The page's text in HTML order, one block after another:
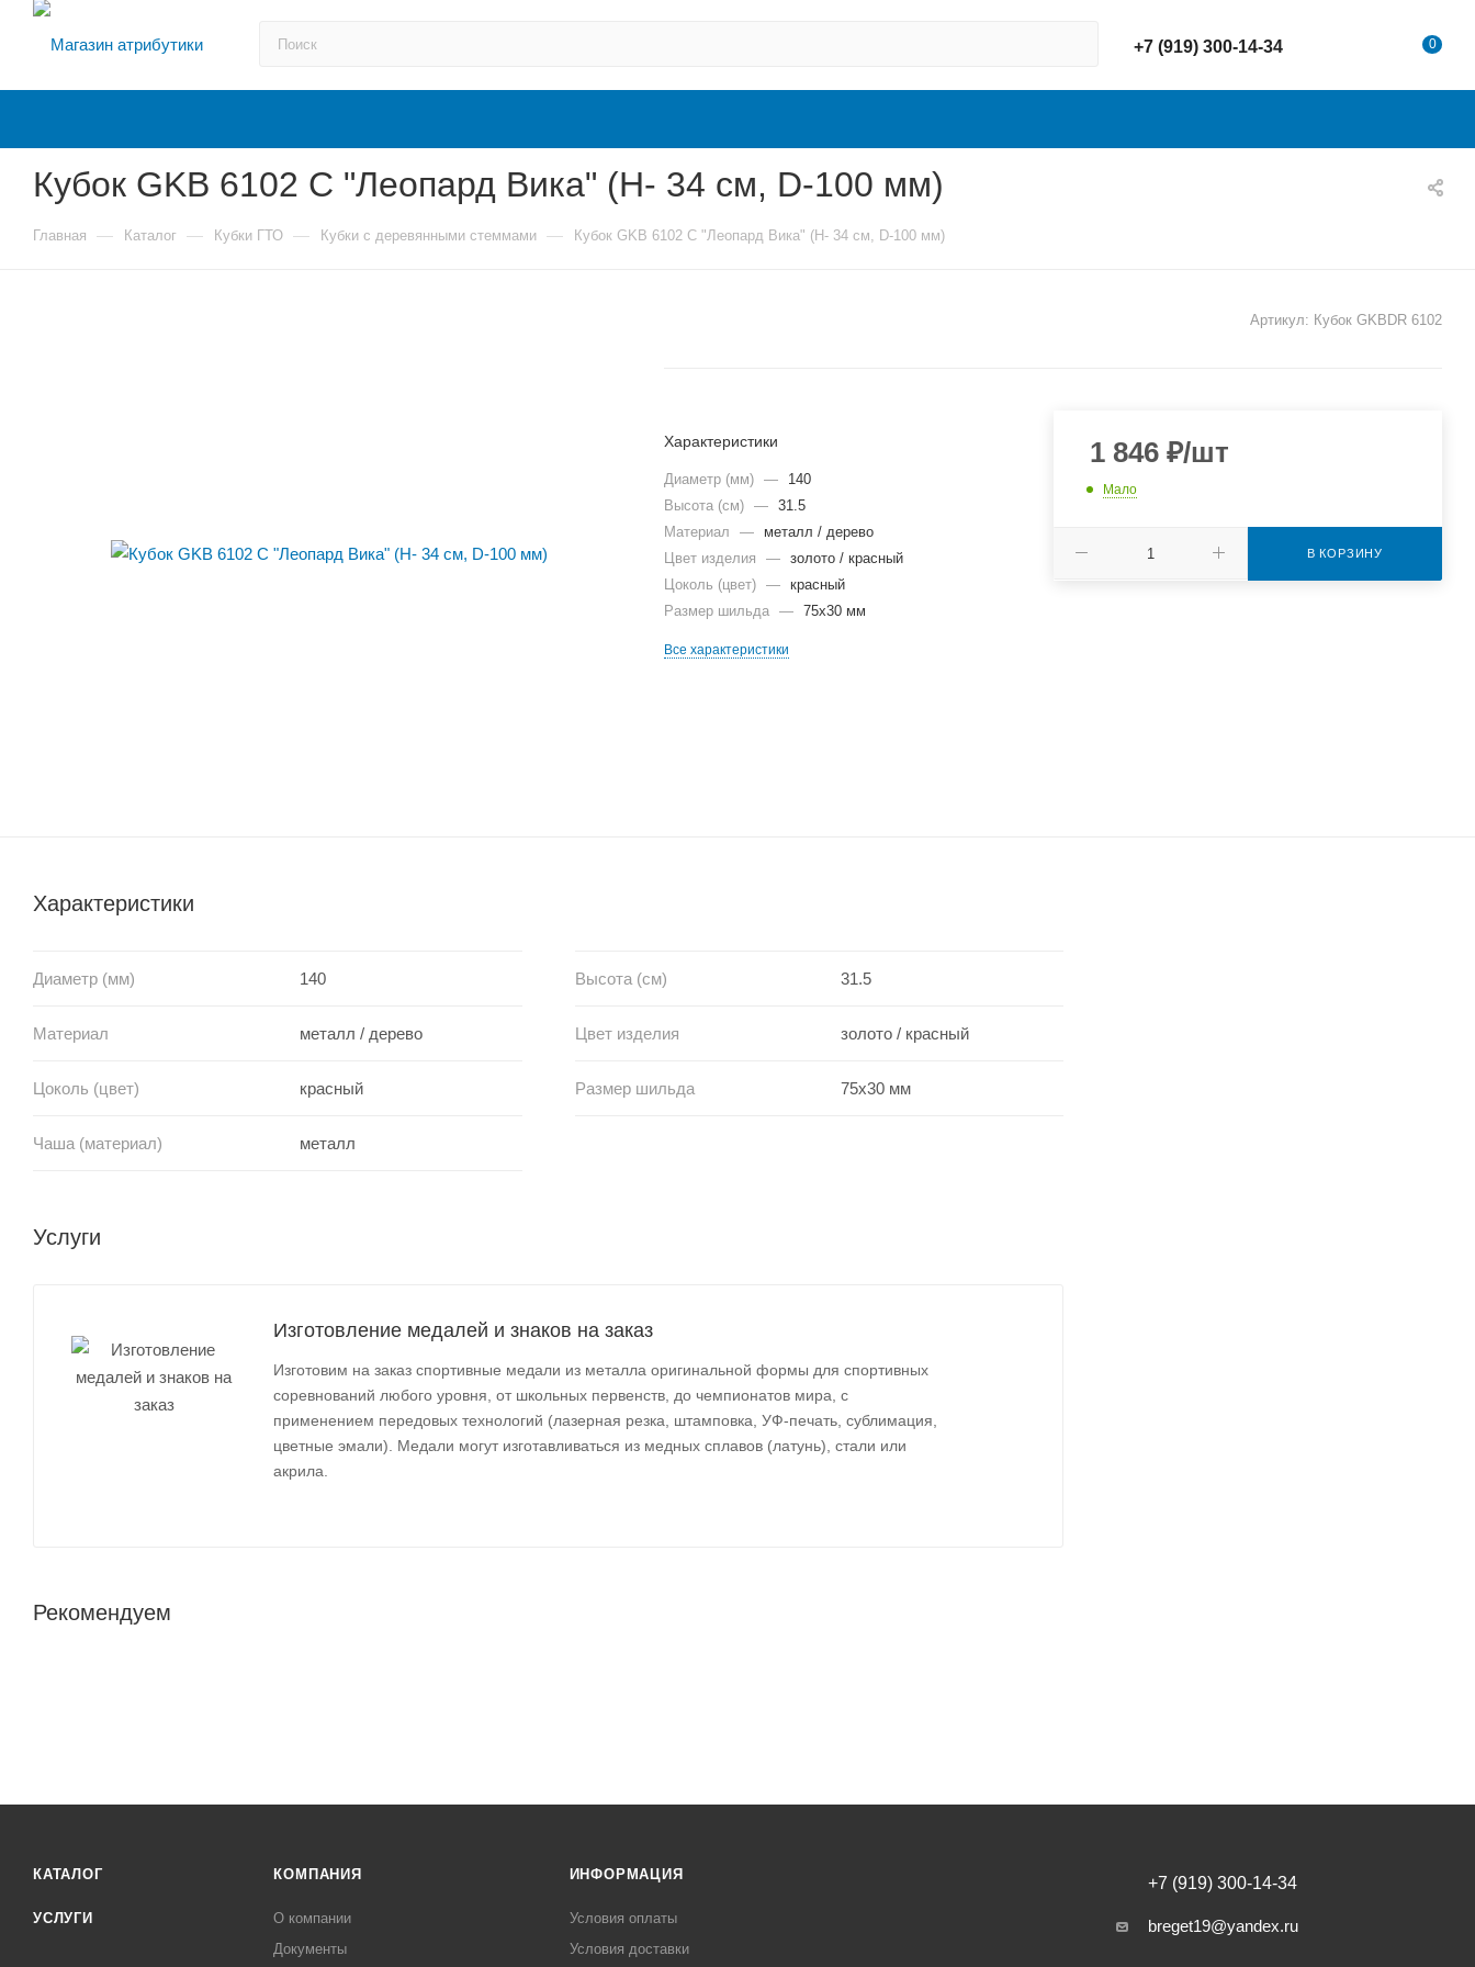
+7 (919) 300-14-34 0
Кубок GKB 6102 C "Леопард Вика" (H- 34 см, D-100 мм)
Главная — Каталог — Кубки ГТО — Кубки с деревянными стеммами — Кубок GKB 6102 C "Леопард Вика" (H- 34 см, D-100 мм)
Артикул: Кубок GKBDR 6102
Характеристики
Диаметр (мм) —
140
Высота (см)
—
31.5
Материал
—
металл / дерево
Цвет изделия
—
золото / красный
Цоколь (цвет)
—
красный
Размер шильда
— 75х30 мм
Все характеристики
1 846₽/шт
Мало
В КОРЗИНУ
Характеристики
Диаметр (мм) 140 Высота (см) 31.5
Материал металл / дерево Цвет изделия золото / красный
Цоколь (цвет) красный Размер шильда 75х30 мм
Чаша (материал) металл
Услуги
Изготовление медалей и знаков на заказ
Изготовим на заказ спортивные медали из металла оригинальной формы для спортивных
соревнований любого уровня, от школьных первенств, до чемпионатов мира, с
применением передовых технологий (лазерная резка, штамповка, УФ-печать, сублимация,
цветные эмали). Медали могут изготавливаться из медных сплавов (латунь), стали или
акрила.
Рекомендуем
КАТАЛОГ
УСЛУГИ
КОМПАНИЯ
О компании
Документы
ИНФОРМАЦИЯ
Условия оплаты
Условия доставки
+7 (919) 300-14-34
breget19@yandex.ru